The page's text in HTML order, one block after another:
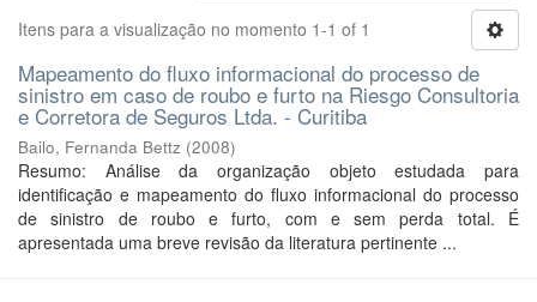
Itens para a visualização no momento 1-1 of 1
Mapeamento do fluxo informacional do processo de
sinistro em caso de roubo e furto na Riesgo Consultoria
e Corretora de Seguros Ltda. - Curitiba
Bailo, Fernanda Bettz (2008)
Resumo: Análise da organização objeto estudada para
identificação e mapeamento do fluxo informacional do processo
de sinistro de roubo e furto, com e sem perda total. É
apresentada uma breve revisão da literatura pertinente ...